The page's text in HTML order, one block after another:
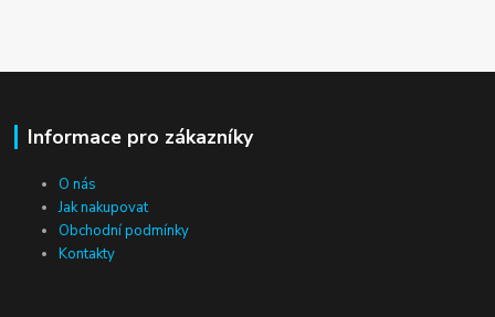
Informace pro zákazníky
O nás
Jak nakupovat
Obchodní podmínky
Kontakty